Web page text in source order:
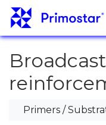
Pāriet pie satura
Primers /